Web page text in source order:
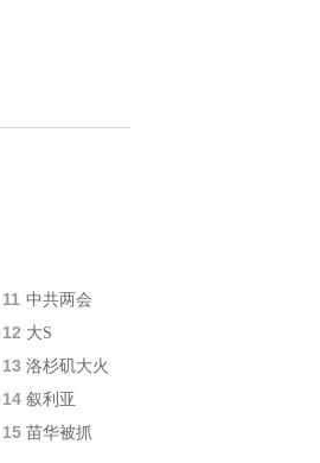
11 中共两会
12 大S
13 洛杉矶大火
14 叙利亚
15 苗华被抓